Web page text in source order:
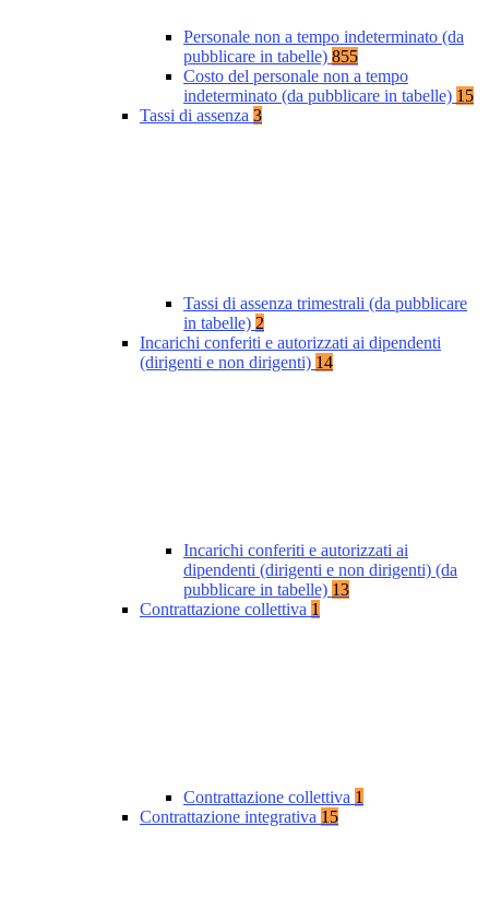
Personale non a tempo indeterminato (da
pubblicare in tabelle) 855
Costo del personale non a tempo
indeterminato (da pubblicare in tabelle) 15
Tassi di assenza 3
Tassi di assenza trimestrali (da pubblicare
in tabelle) 2
Incarichi conferiti e autorizzati ai dipendenti
(dirigenti e non dirigenti) 14
Incarichi conferiti e autorizzati ai
dipendenti (dirigenti e non dirigenti) (da
pubblicare in tabelle) 13
Contrattazione collettiva 1
Contrattazione collettiva 1
Contrattazione integrativa 15